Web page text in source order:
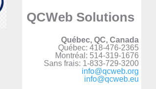
QCWeb Solutions
Québec, QC, Canada
Québec: 418-476-2365
Montréal: 514-319-1676
Sans frais: 1-833-729-3200
info@qcweb.org
info@qcweb.eu